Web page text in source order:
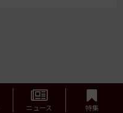
ニュース 特集